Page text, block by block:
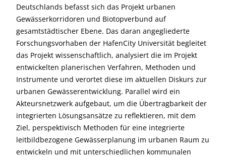
Deutschlands befasst sich das Projekt urbanen
Gewässerkorridoren und Biotopverbund auf
gesamtstädtischer Ebene. Das daran angegliederte
Forschungsvorhaben der HafenCity Universität begleitet
das Projekt wissenschaftlich, analysiert die im Projekt
entwickelten planerischen Verfahren, Methoden und
Instrumente und verortet diese im aktuellen Diskurs zur
urbanen Gewässerentwicklung. Parallel wird ein
Akteursnetzwerk aufgebaut, um die Übertragbarkeit der
integrierten Lösungsansätze zu reflektieren, mit dem
Ziel, perspektivisch Methoden für eine integrierte
leitbildbezogene Gewässerplanung im urbanen Raum zu
entwickeln und mit unterschiedlichen kommunalen